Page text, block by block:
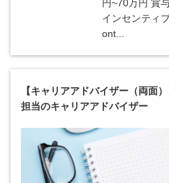
円~70万円 賞
インセンティ
ont...
【キャリアアドバイザー（両面
担当のキャリアアドバイザー